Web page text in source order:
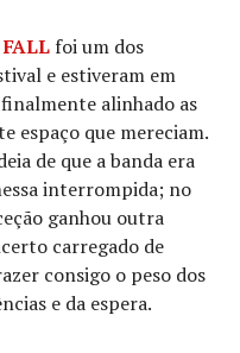
foi um dos
e estiveram em
alinhado as
espaço que mereciam.
de que a banda era
interrompida; no
ganhou outra
carregado de
consigo o peso dos
e da espera.